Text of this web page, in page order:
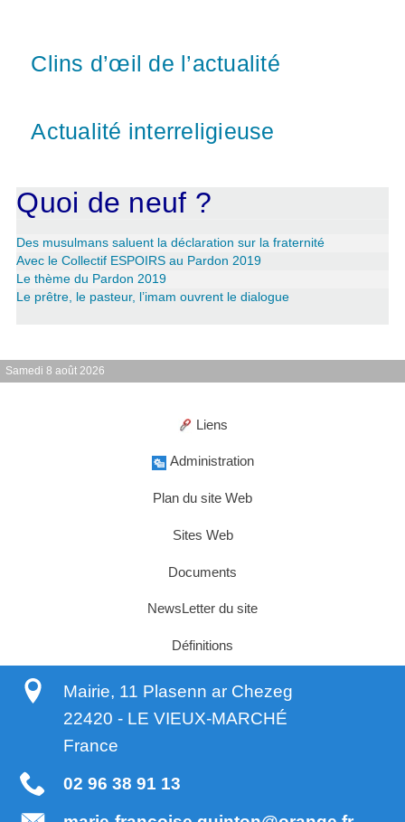
Clins d’œil de l’actualité
Actualité interreligieuse
Quoi de neuf ?
Des musulmans saluent la déclaration sur la fraternité
Avec le Collectif ESPOIRS au Pardon 2019
Le thème du Pardon 2019
Le prêtre, le pasteur, l’imam ouvrent le dialogue
Samedi 8 août 2026
Liens
Administration
Plan du site Web
Sites Web
Documents
NewsLetter du site
Définitions
Mairie, 11 Plasenn ar Chezeg
22420 - LE VIEUX-MARCHÉ
France
02 96 38 91 13